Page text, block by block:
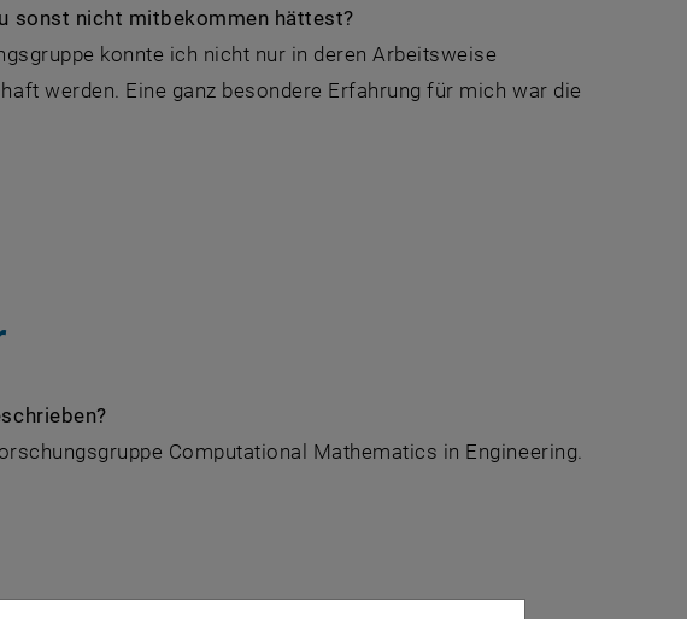
sonst nicht mitbekommen hättest?
konnte ich nicht nur in deren Arbeitsweise
werden. Eine ganz besondere Erfahrung für mich war die
Computational Mathematics in Engineering.